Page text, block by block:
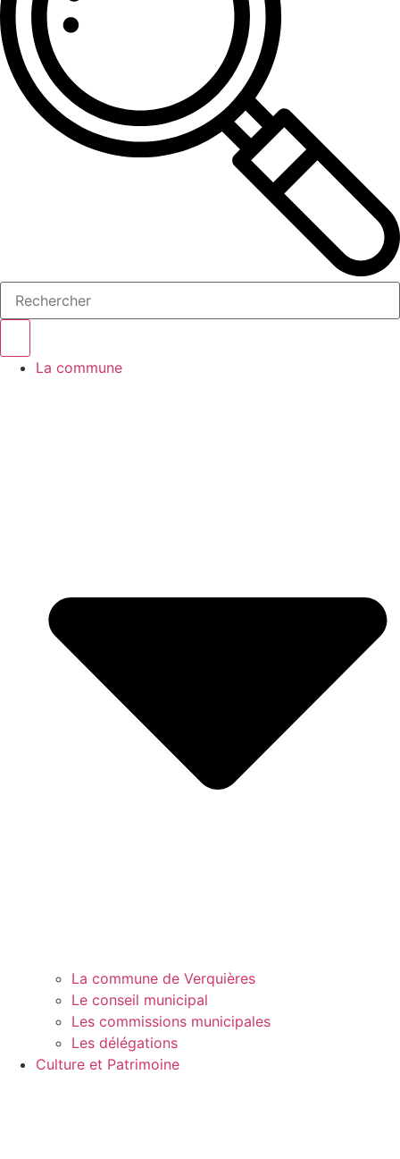
La commune
La commune de Verquières
Le conseil municipal
Les commissions municipales
Les délégations
Culture et Patrimoine